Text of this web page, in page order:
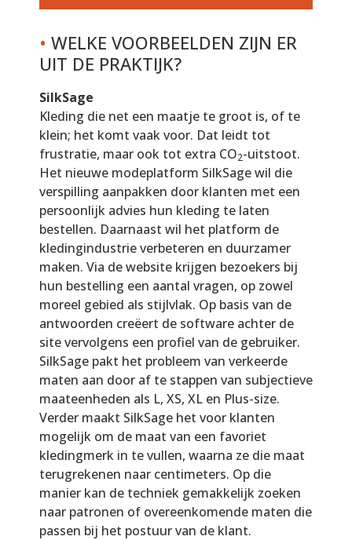
• WELKE VOORBEELDEN ZIJN ER
UIT DE PRAKTIJK?
SilkSage
Kleding die net een maatje te groot is, of te
klein; het komt vaak voor. Dat leidt tot
frustratie, maar ook tot extra CO2-uitstoot.
Het nieuwe modeplatform SilkSage wil die
verspilling aanpakken door klanten met een
persoonlijk advies hun kleding te laten
bestellen. Daarnaast wil het platform de
kledingindustrie verbeteren en duurzamer
maken. Via de website krijgen bezoekers bij
hun bestelling een aantal vragen, op zowel
moreel gebied als stijlvlak. Op basis van de
antwoorden creëert de software achter de
site vervolgens een profiel van de gebruiker.
SilkSage pakt het probleem van verkeerde
maten aan door af te stappen van subjectieve
maateenheden als L, XS, XL en Plus-size.
Verder maakt SilkSage het voor klanten
mogelijk om de maat van een favoriet
kledingmerk in te vullen, waarna ze die maat
terugrekenen naar centimeters. Op die
manier kan de techniek gemakkelijk zoeken
naar patronen of overeenkomende maten die
passen bij het postuur van de klant.